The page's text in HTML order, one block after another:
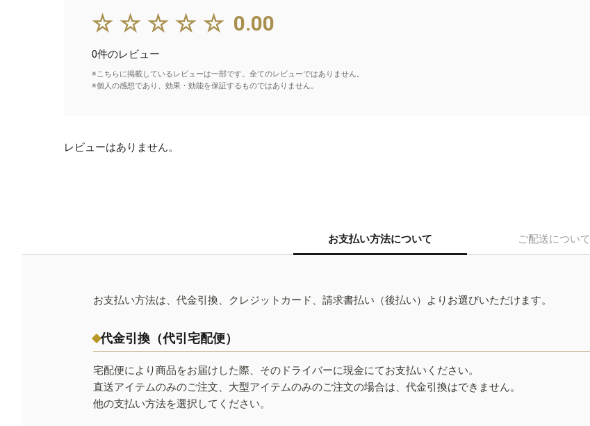
☆☆☆☆☆ 0.00
0件のレビュー
※こちらに掲載しているレビューは一部です。全てのレビューではありません。
※個人の感想であり、効果・効能を保証するものではありません。
レビューはありません。
お支払い方法について ご配送について
お支払い方法は、代金引換、クレジットカード、請求書払い（後払い）よりお選びいただけます。
代金引換（代引宅配便）
宅配便により商品をお届けした際、そのドライバーに現金にてお支払いください。
直送アイテムのみのご注文、大型アイテムのみのご注文の場合は、代金引換はできません。
他の支払い方法を選択してください。